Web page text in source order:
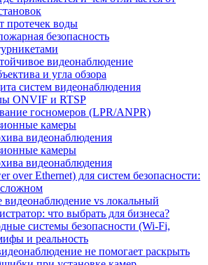
протечек воды
безопасность
видеонаблюдение
и угла обзора
систем видеонаблюдения
ONVIF и RTSP
госномеров (LPR/ANPR)
камеры
видеонаблюдения
камеры
видеонаблюдения
over Ethernet) для систем безопасности:
видеонаблюдение vs локальный
что выбрать для бизнеса?
системы безопасности (Wi-Fi,
и реальность
не помогает раскрыть